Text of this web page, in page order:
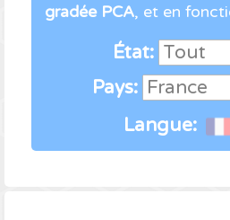
gradée PCA, et en
État:
Pays:
Langue: